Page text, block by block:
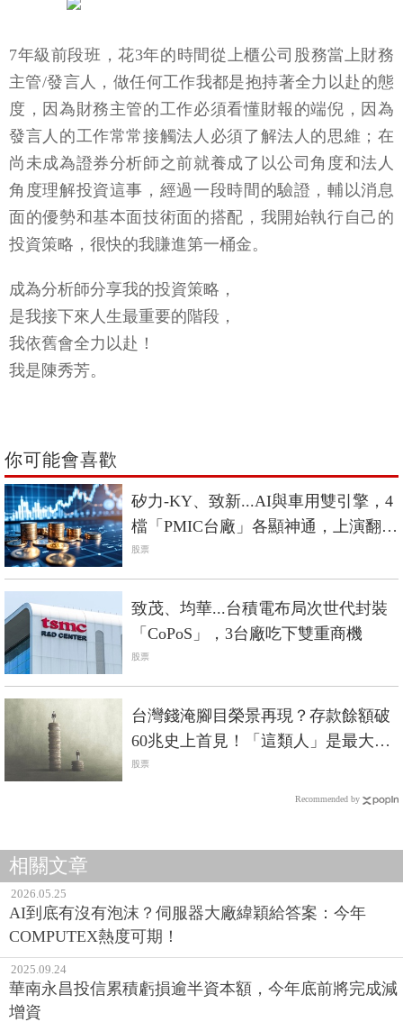
7年級前段班，花3年的時間從上櫃公司股務當上財務
主管/發言人，做任何工作我都是抱持著全力以赴的態
度，因為財務主管的工作必須看懂財報的端倪，因為
發言人的工作常常接觸法人必須了解法人的思維；在
尚未成為證券分析師之前就養成了以公司角度和法人
角度理解投資這事，經過一段時間的驗證，輔以消息
面的優勢和基本面技術面的搭配，我開始執行自己的
投資策略，很快的我賺進第一桶金。
成為分析師分享我的投資策略，
是我接下來人生最重要的階段，
我依舊會全力以赴！
我是陳秀芳。
你可能會喜歡
矽力-KY、致新...AI與車用雙引擎，4
檔「PMIC台廠」各顯神通，上演翻身
戰
股票
致茂、均華...台積電布局次世代封裝
「CoPoS」，3台廠吃下雙重商機
股票
台灣錢淹腳目榮景再現？存款餘額破
60兆史上首見！「這類人」是最大贏
家
股票
Recommended by
相關文章
2026.05.25
AI到底有沒有泡沫？伺服器大廠緯穎給答案：今年
COMPUTEX熱度可期！
2025.09.24
華南永昌投信累積虧損逾半資本額，今年底前將完成減
增資